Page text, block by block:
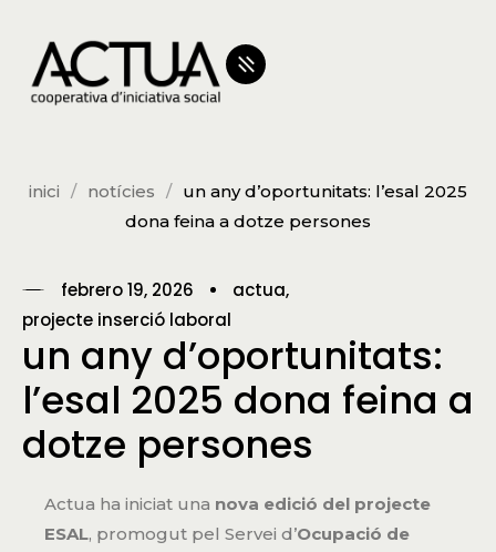
inici notícies
un any d’oportunitats: l’esal 2025
dona feina a dotze persones
febrero 19, 2026
actua
projecte inserció laboral
un any d’oportunitats:
l’esal 2025 dona feina a
dotze persones
Actua ha iniciat una nova edició del projecte
ESAL, promogut pel Servei d’Ocupació de